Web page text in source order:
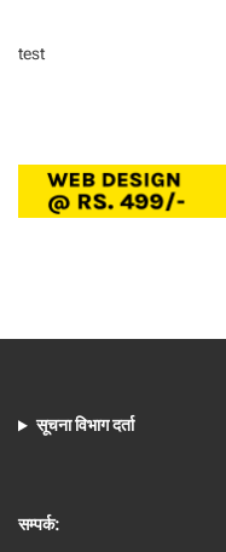
test
सूचना विभाग दर्ता
सम्पर्क: